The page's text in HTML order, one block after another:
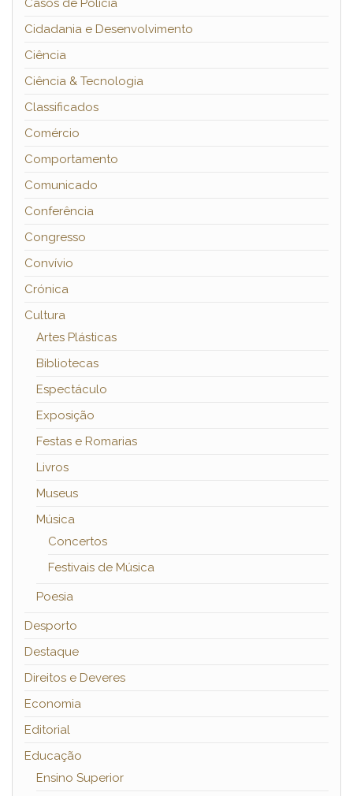
Casos de Polícia
Cidadania e Desenvolvimento
Ciência
Ciência & Tecnologia
Classificados
Comércio
Comportamento
Comunicado
Conferência
Congresso
Convívio
Crónica
Cultura
Artes Plásticas
Bibliotecas
Espectáculo
Exposição
Festas e Romarias
Livros
Museus
Música
Concertos
Festivais de Música
Poesia
Desporto
Destaque
Direitos e Deveres
Economia
Editorial
Educação
Ensino Superior